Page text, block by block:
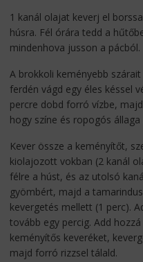
1 kanál olajat keverj el
húsra. Fél órára tedd a
mindenhova jusson a pácból.
A brokkoli keményebb
ferdén vágd egy éles késsel
percre dobd forró vízbe,
hogy színe és ropogós
Kever össze a keményítőt,
kiolajozott vokban (2 kanál
félre a húst, és az utolsó
gyömbért, majd a
kevergetés mellett (1 perc).
tovább egy percig. Add
keményítős keveréket,
majd forró rizzsel tálald.